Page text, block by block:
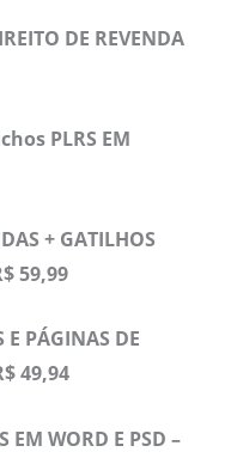
DE REVENDA
PLRS EM
+ GATILHOS
59,99
E PÁGINAS DE
49,94
EM WORD E PSD –